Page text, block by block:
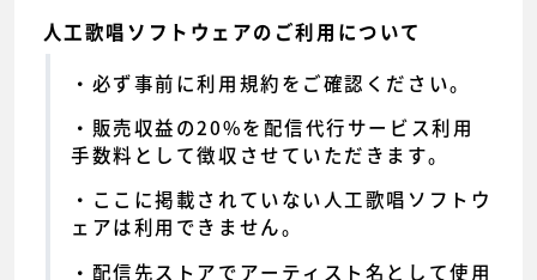
人工歌唱ソフトウェアのご利用について
必ず事前に利用規約をご確認ください。
販売収益の20%を配信代行サービス利用
手数料として徴収させていただきます。
ここに掲載されていない人工歌唱ソフトウ
ェアは利用できません。
配信先ストアでアーティスト名として使用